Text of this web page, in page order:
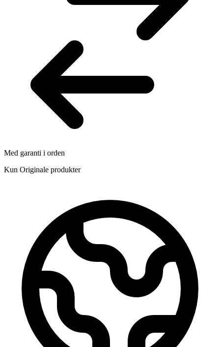
Med garanti i orden
Kun Originale produkter